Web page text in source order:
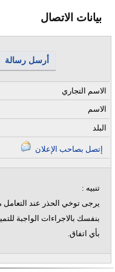
بيانات الاتصال
أرسل رسالة
الاسم التجاري
الاسم
البلد
تنبيه :
يرجى توخي الحذر عند
بنفسك بالاجراءات الواجبة
بأي اتفاق.